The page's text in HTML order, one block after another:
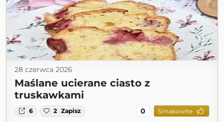
28 czerwca 2026
Maślane ucierane ciasto z
truskawkami
6 2 Zapisz 0 Smakowite